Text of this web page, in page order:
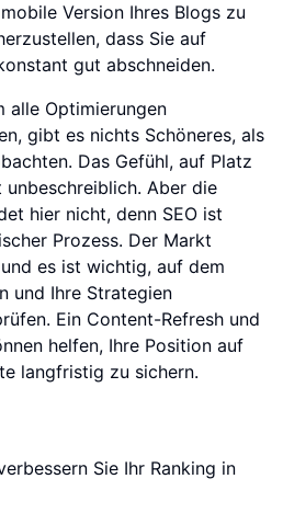
Version Ihres Blogs zu
dass Sie auf
gut abschneiden.
alle Optimierungen
gibt es nichts Schöneres, als
Das Gefühl, auf Platz
unbeschreiblich. Aber die
hier nicht, denn SEO ist
Prozess. Der Markt
es ist wichtig, auf dem
und Ihre Strategien
Ein Content-Refresh und
helfen, Ihre Position auf
langfristig zu sichern.